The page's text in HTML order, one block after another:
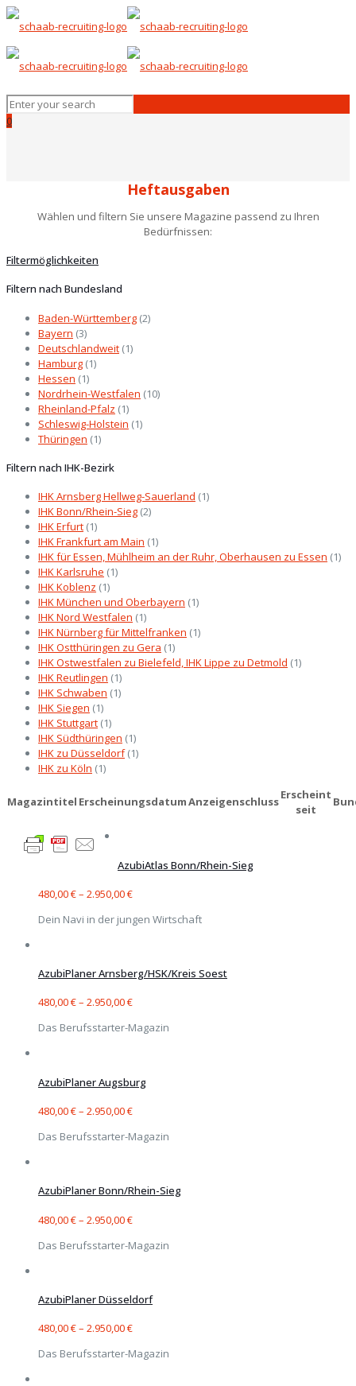
0
Heftausgaben
Wählen und filtern Sie unsere Magazine passend zu Ihren
Bedürfnissen:
Filtermöglichkeiten
Filtern nach Bundesland
Baden-Württemberg (2)
Bayern (3)
Deutschlandweit (1)
Hamburg (1)
Hessen (1)
Nordrhein-Westfalen (10)
Rheinland-Pfalz (1)
Schleswig-Holstein (1)
Thüringen (1)
Filtern nach IHK-Bezirk
IHK Arnsberg Hellweg-Sauerland (1)
IHK Bonn/Rhein-Sieg (2)
IHK Erfurt (1)
IHK Frankfurt am Main (1)
IHK für Essen, Mühlheim an der Ruhr, Oberhausen zu Essen (1)
IHK Karlsruhe (1)
IHK Koblenz (1)
IHK München und Oberbayern (1)
IHK Nord Westfalen (1)
IHK Nürnberg für Mittelfranken (1)
IHK Ostthüringen zu Gera (1)
IHK Ostwestfalen zu Bielefeld, IHK Lippe zu Detmold (1)
IHK Reutlingen (1)
IHK Schwaben (1)
IHK Siegen (1)
IHK Stuttgart (1)
IHK Südthüringen (1)
IHK zu Düsseldorf (1)
IHK zu Köln (1)
Magazintitel ErscheinungsdatumAnzeigenschlussErscheint
seit
AzubiAtlas Bonn/Rhein-Sieg
480,00€– 2.950,00€
Dein Navi in der jungen Wirtschaft
AzubiPlaner Arnsberg/HSK/Kreis Soest
480,00€– 2.950,00€
Das Berufsstarter-Magazin
AzubiPlaner Augsburg
480,00€– 2.950,00€
Das Berufsstarter-Magazin
AzubiPlaner Bonn/Rhein-Sieg
480,00€– 2.950,00€
Das Berufsstarter-Magazin
AzubiPlaner Düsseldorf
480,00€– 2.950,00€
Das Berufsstarter-Magazin